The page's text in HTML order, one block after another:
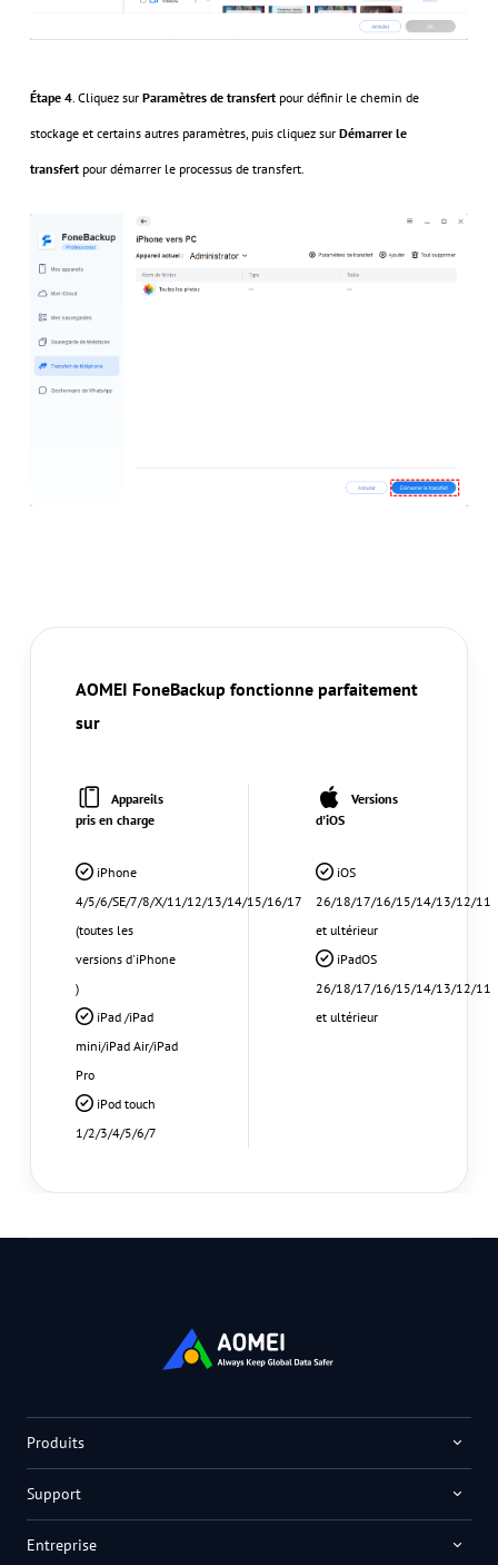
Étape 4. Cliquez sur Paramètres de transfertpour définir le chemin de
stockage et certains autres paramètres, puis cliquez sur Démarrer le
transfertpour démarrer le processus de transfert.
AOMEI FoneBackup fonctionne parfaitement
sur
Appareils
pris en charge
iPhone
4/5/6/SE/7/8/X/11/12/13/14/15/16/17
(toutes les
versions d'iPhone
)
iPad /iPad
mini/iPad Air/iPad
Pro
iPod touch
1/2/3/4/5/6/7
Versions
d'iOS
iOS
26/18/17/16/15/14/13/12/11
et ultérieur
iPadOS
26/18/17/16/15/14/13/12/11
et ultérieur
Produits
Support
Entreprise